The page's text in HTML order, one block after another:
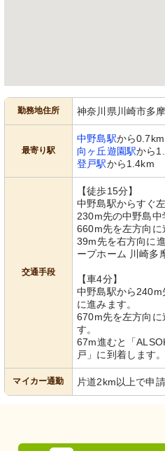
勤務地住所 神奈川県川崎市多
最寄り駅
中野島駅から0.7km
向ヶ丘遊園駅から
登戸駅から1.4km
交通手段
【徒歩15分】
中野島駅からすぐ
230m先の中野島中
660m先を左方向に
39m先を右方向に
ープホーム 川崎多
【車4分】
中野島駅から240m
に進みます。
670m先を左方向に
す。
67m進むと「
戸」に到着します。
マイカー通勤 片道2km以上で申